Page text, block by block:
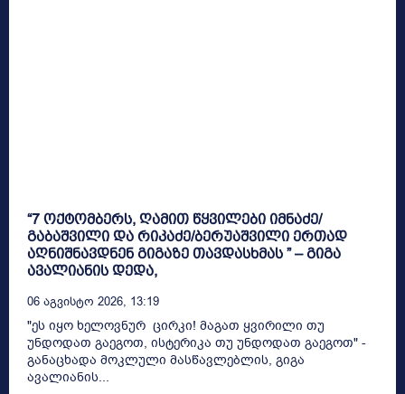
“7 ოქტომბერს, ღამით წყვილები იმნაძე/
გაბაშვილი და რიკაძე/ბერუაშვილი ერთად
აღნიშნავდნენ გიგაზე თავდასხმას ” – გიგა
ავალიანის დედა,
06 Აგვისტო 2026, 13:19
"ეს იყო ხელოვნურ ცირკი! მაგათ ყვირილი თუ
უნდოდათ გაეგოთ, ისტერიკა თუ უნდოდათ გაეგოთ" -
განაცხადა მოკლული მასწავლებლის, გიგა
ავალიანის...